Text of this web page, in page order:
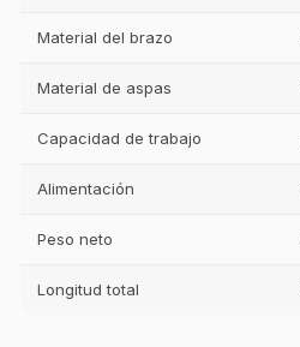
Material del brazo
Material de aspas
Capacidad de trabajo
Alimentación
Peso neto
Longitud total